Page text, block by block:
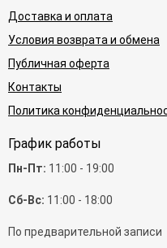
Доставка и оплата
Условия возврата и обмена
Публичная оферта
Контакты
Политика
График работы
Пн-Пт: 11:00 - 19:00
Сб-Вс: 11:00 - 18:00
По предварительной записи